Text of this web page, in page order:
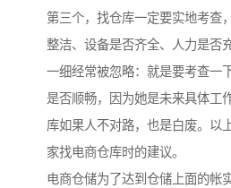
第三个，找仓库一定要实地考查
整洁、设备是否齐全、人力是否
一细经常被忽略：就是要考查一
是否顺畅，因为她是未来具体工
库如果人不对路，也是白废。以
家找电商仓库时的建议。
电商仓储为了达到仓储上面的帐